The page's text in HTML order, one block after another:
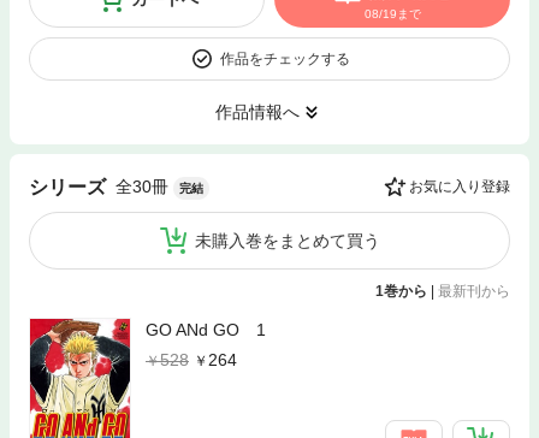
08/19まで
作品をチェックする
作品情報へ
シリーズ 全30冊 完結 お気に入り登録
未購入巻をまとめて買う
1巻から 最新刊から
GO ANd GO 1
528
264